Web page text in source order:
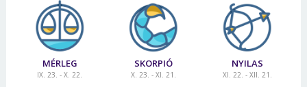
MÉRLEG
IX. 23. - X. 22.
SKORPIÓ
X. 23. - XI. 21.
NYILAS
XI. 22. - XII. 21.